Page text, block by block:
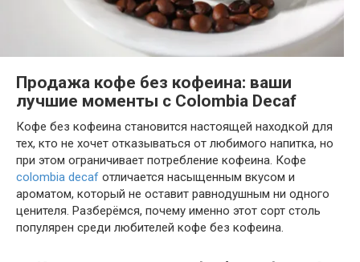
Продажа кофе без кофеина: ваши
лучшие моменты с Colombia Decaf
Кофе без кофеина становится настоящей находкой для
тех, кто не хочет отказываться от любимого напитка, но
при этом ограничивает потребление кофеина. Кофе
colombia decaf отличается насыщенным вкусом и
ароматом, который не оставит равнодушным ни одного
ценителя. Разберёмся, почему именно этот сорт столь
популярен среди любителей кофе без кофеина.